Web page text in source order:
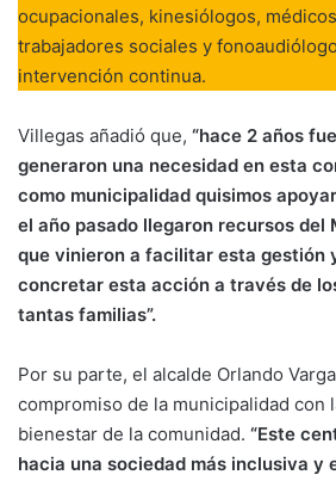
ocupacionales, kinesiólogos,
trabajadores sociales y
intervención continua.
Villegas añadió que, “hace 2 años
generaron una necesidad en esta
como municipalidad quisimos
el año pasado llegaron recursos del
que vinieron a facilitar esta gestión
concretar esta acción a través de
tantas familias”.
Por su parte, el alcalde Orlando
compromiso de la municipalidad con
bienestar de la comunidad. “Este
hacia una sociedad más inclusiva y